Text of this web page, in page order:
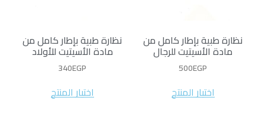
نظارة طبية بإطار كامل من
مادة الأسيتيت للرجال
500EGP
اختيار المنتج
نظارة طبية بإطار كامل من
مادة الأسيتيت للأولاد
340EGP
اختيار المنتج